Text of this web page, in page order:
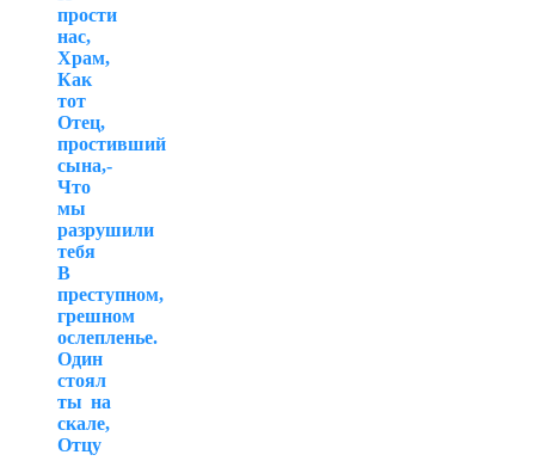
прости
нас,
Храм,
Как
тот
Отец,
простивший
сына,-
Что
мы
разрушили
тебя
В
преступном,
грешном
ослепленье.
Один
стоял
ты на
скале,
Отцу